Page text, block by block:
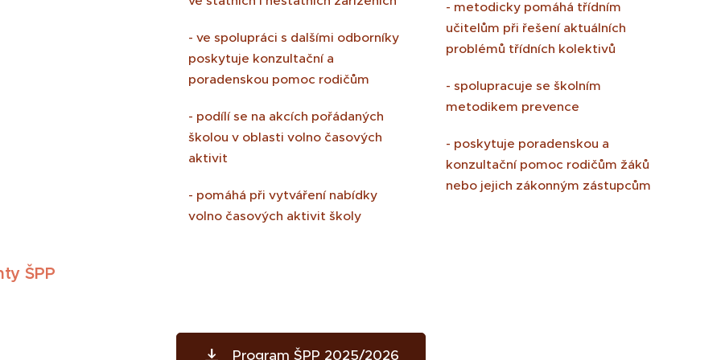
- ve spolupráci s dalšími odborníky
poskytuje konzultační a
poradenskou pomoc rodičům
- podílí se na akcích pořádaných
školou v oblasti volno časových
aktivit
- pomáhá při vytváření nabídky
volno časových aktivit školy
- metodicky pomáhá třídním
učitelům při řešení aktuálních
problémů třídních kolektivů
- spolupracuje se školním
metodikem prevence
- poskytuje poradenskou a
konzultační pomoc rodičům žáků
nebo jejich zákonným zástupcům
ŠPP
Program ŠPP 2025/2026